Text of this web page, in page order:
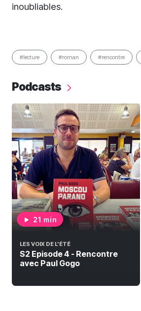
inoubliables.
#lecture #roman #rencontre
Podcasts
21 min
LES VOIX DE L'ÉTÉ
S2 Episode 4 - Rencontre
avec Paul Gogo